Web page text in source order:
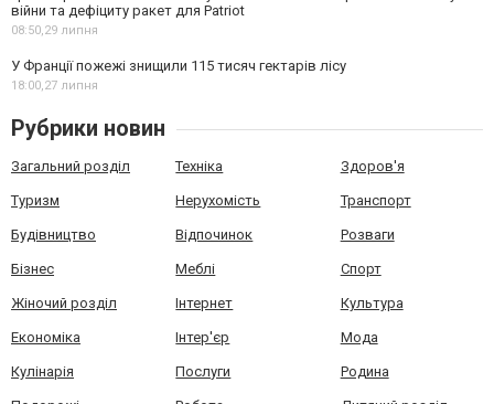
війни та дефіциту ракет для Patriot
08:50,29 липня
У Франції пожежі знищили 115 тисяч гектарів лісу
18:00,27 липня
Рубрики новин
Загальний розділ Техніка Здоров'я
Туризм Нерухомість Транспорт
Будівництво Відпочинок Розваги
Бізнес Меблі Спорт
Жіночий розділ Інтернет Культура
Економіка Інтер'єр Мода
Кулінарія Послуги Родина